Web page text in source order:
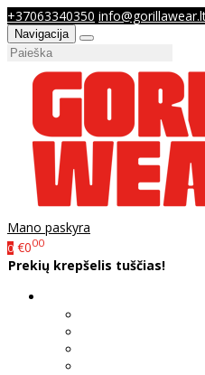
+37063340350
Navigacija
Mano paskyra
0 €000
Prekių krepšelis tuščias!